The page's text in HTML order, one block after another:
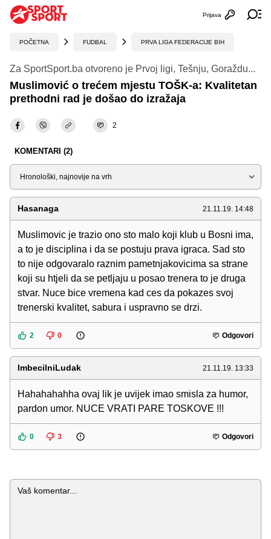
Otvori
Prijava
POČETNA FUDBAL PRVA LIGA FEDERACIJE BIH
Za SportSport.ba otvoreno je Prvoj ligi, Tešnju, Goraždu...
Muslimović o trećem mjestu TOŠK-a: Kvalitetan
prethodni rad je došao do izražaja
2
KOMENTARI (2)
Sortiraj
Hasanaga 21.11.19. 14:48
Muslimovic je trazio ono sto malo koji klub u Bosni ima,
a to je disciplina i da se postuju prava igraca. Sad sto
to nije odgovaralo raznim pametnjakovicima sa strane
koji su htjeli da se petljaju u posao trenera to je druga
stvar. Nuce bice vremena kad ces da pokazes svoj
trenerski kvalitet, sabura i uspravno se drzi.
2 0 Odgovori
ImbecilniLudak 21.11.19. 13:33
Hahahahahha ovaj lik je uvijek imao smisla za humor,
pardon umor. NUCE VRATI PARE TOSKOVE !!!
0 3 Odgovori
Komentar